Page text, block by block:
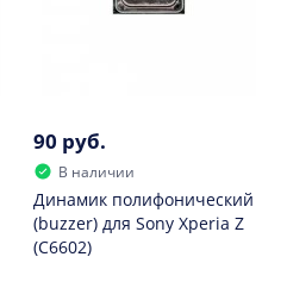
90 руб.
В наличии
Динамик полифонический
(buzzer) для Sony Xperia Z
(C6602)